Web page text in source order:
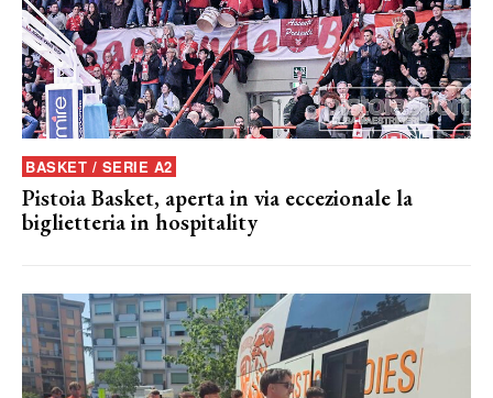
BASKET / SERIE A2
Pistoia Basket, aperta in via eccezionale la
biglietteria in hospitality